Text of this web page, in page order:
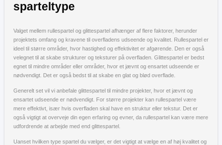
sparteltype
Valget mellem rullespartel og glittespartel afhænger af flere faktorer, herunder
projektets omfang og kravene til overfladens udseende og kvalitet. Rullespartel er
ideel til større områder, hvor hastighed og effektivitet er afgørende. Den er også
velegnet til at skabe strukturer og teksturer på overfladen. Glittespartel er bedst
egnet til mindre områder eller områder, hvor et jævnt og ensartet udseende er
nødvendigt. Det er også bedst til at skabe en glat og blød overflade.
Generelt set vil vi anbefale glittespartel til mindre projekter, hvor et jævnt og
ensartet udseende er nødvendigt. For større projekter kan rullespartel være
mere effektivt, især hvis overfladen skal have en struktur eller tekstur. Det er
også vigtigt at overveje din egen erfaring og evner, da rullespartel kan være mere
udfordrende at arbejde med end glittespartel.
Uanset hvilken type spartel du vælger, er det vigtigt at vælge en af høj kvalitet og